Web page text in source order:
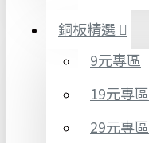
銅板精選
9元專區
19元專區
29元專區